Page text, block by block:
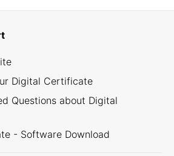
Digital Certificate
Questions about Digital
- Software Download